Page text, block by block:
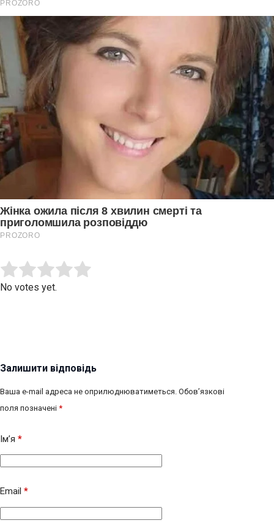
Rate this item:
No votes yet.
Залишити відповідь
Ваша e-mail адреса не оприлюднюватиметься. Обов’язкові
поля позначені *
Ім’я *
Email *